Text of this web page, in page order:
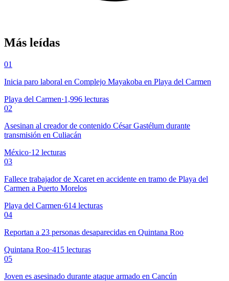
Más leídas
01
Inicia paro laboral en Complejo Mayakoba en Playa del Carmen
Playa del Carmen·1,996 lecturas
02
Asesinan al creador de contenido César Gastélum durante
transmisión en Culiacán
México·12 lecturas
03
Fallece trabajador de Xcaret en accidente en tramo de Playa del
Carmen a Puerto Morelos
Playa del Carmen·614 lecturas
04
Reportan a 23 personas desaparecidas en Quintana Roo
Quintana Roo·415 lecturas
05
Joven es asesinado durante ataque armado en Cancún